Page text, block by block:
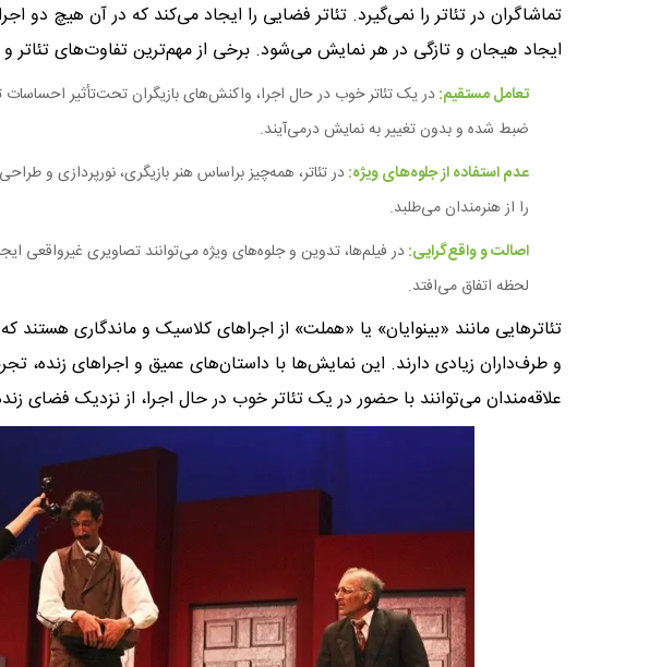
تماشاگران در تئاتر را نمی‌گیرد. تئاتر فضایی را ایجاد می‌کند که در آن هیچ دو
ایجاد هیجان و تازگی در هر نمایش می‌شود. برخی از مهم‌ترین تفاوت‌های تئاتر و
تعامل مستقیم:در یک تئاتر خوب در حال اجرا، واکنش‌های بازیگران تحت‌تأثیر احساسات
ضبط شده و بدون تغییر به نمایش درمی‌آیند.
عدم استفاده از جلوه‌های ویژه:در تئاتر، همه‌چیز براساس هنر بازیگری، نورپردازی و
را از هنرمندان می‌طلبد.
اصالت و واقع‌گرایی:در فیلم‌ها، تدوین و جلوه‌های ویژه می‌توانند تصاویری غیرواقعی
لحظه اتفاق می‌افتد.
تئاترهایی مانند «بینوایان» یا «هملت» از اجراهای کلاسیک و ماندگاری
و طرف‌داران زیادی دارند. این نمایش‌ها با داستان‌های عمیق و اجراهای زنده،
علاقه‌مندان می‌توانند با حضور در یک تئاتر خوب در حال اجرا، از نزدیک فضای